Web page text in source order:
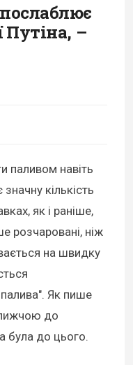
Путіна, –
паливом навіть
кількість
як і раніше,
розчаровані, ніж
на швидку
палива". Як пише
до
була до цього.